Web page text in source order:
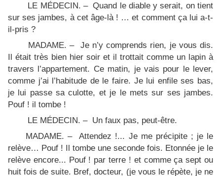
LE MÉDECIN. – Quand le diable y serait, on tient
sur ses jambes, à cet âge-là ! … et comment ça lui a-t-
il-pris ?
MADAME. – Je n’y comprends rien, je vous dis.
Il était très bien hier soir et il trottait comme un lapin à
travers l’appartement. Ce matin, je vais pour le lever,
comme j’ai l’habitude de le faire. Je lui enfile ses bas,
je lui passe sa culotte, et je le mets sur ses jambes.
Pouf ! il tombe !
LE MÉDECIN. – Un faux pas, peut-être.
MADAME. – Attendez !... Je me précipite ; je le
relève… Pouf ! Il tombe une seconde fois. Etonnée je le
relève encore... Pouf ! par terre ! et comme ça sept ou
huit fois de suite. Bref, docteur, (je vous le répète, je ne